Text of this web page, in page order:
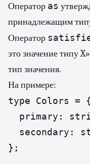
Оператор as
принадлежащим
Оператор
это значение типу
тип значения.
На примере:
type Colors = {
primary:
secondary:
};